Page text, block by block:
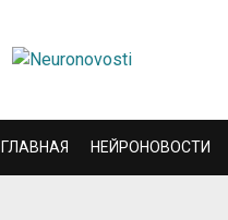
ГЛАВНАЯ НЕЙРОНОВОСТИ